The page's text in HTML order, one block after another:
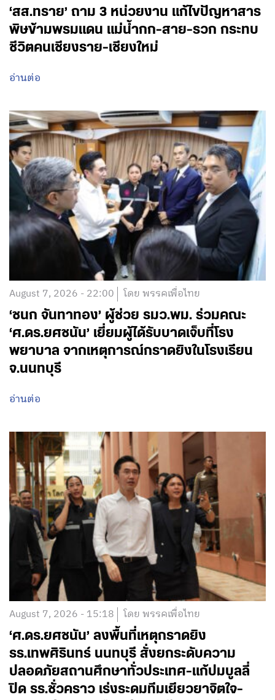
‘สส.ทราย’ ถาม 3 หน่วยงาน แก้ไขปัญหาสาร
พิษข้ามพรมแดน แม่น้ำกก-สาย-รวก กระทบ
ชีวิตคนเชียงราย-เชียงใหม่
อ่านต่อ
August 7, 2026 - 22:00 โดย พรรคเพื่อไทย
‘ชนก จันทาทอง’ ผู้ช่วย รมว.พม. ร่วมคณะ
‘ศ.ดร.ยศชนัน’ เยี่ยมผู้ได้รับบาดเจ็บที่โรง
พยาบาล จากเหตุการณ์กราดยิงในโรงเรียน
จ.นนทบุรี
อ่านต่อ
August 7, 2026 - 15:18 โดย พรรคเพื่อไทย
‘ศ.ดร.ยศชนัน’ ลงพื้นที่เหตุกราดยิง
รร.เทพศิรินทร์ นนทบุรี สั่งยกระดับความ
ปลอดภัยสถานศึกษาทั่วประเทศ-แก้ปมบูลลี่
ปิด รร.ชั่วคราว เร่งระดมทีมเยียวยาจิตใจ-